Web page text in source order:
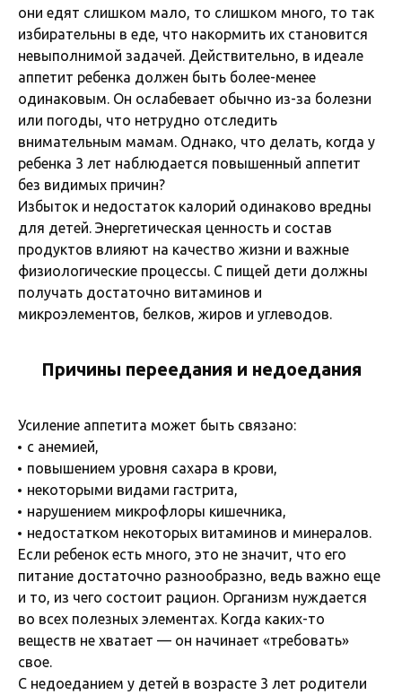
они едят слишком мало, то слишком много, то так
избирательны в еде, что накормить их становится
невыполнимой задачей. Действительно, в идеале
аппетит ребенка должен быть более-менее
одинаковым. Он ослабевает обычно из-за болезни
или погоды, что нетрудно отследить
внимательным мамам. Однако, что делать, когда у
ребенка 3 лет наблюдается повышенный аппетит
без видимых причин?
Избыток и недостаток калорий одинаково вредны
для детей. Энергетическая ценность и состав
продуктов влияют на качество жизни и важные
физиологические процессы. С пищей дети должны
получать достаточно витаминов и
микроэлементов, белков, жиров и углеводов.
Причины переедания и недоедания
Усиление аппетита может быть связано:
с анемией,
повышением уровня сахара в крови,
некоторыми видами гастрита,
нарушением микрофлоры кишечника,
недостатком некоторых витаминов и минералов.
Если ребенок есть много, это не значит, что его
питание достаточно разнообразно, ведь важно еще
и то, из чего состоит рацион. Организм нуждается
во всех полезных элементах. Когда каких-то
веществ не хватает — он начинает «требовать»
свое.
С недоеданием у детей в возрасте 3 лет родители